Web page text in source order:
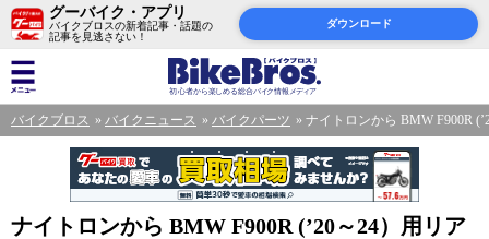
グーバイク・アプリ
バイクブロスの新着記事・話題の
記事を見逃さない！
ダウンロード
バイクブロス バイクニュース バイクパーツ ナイトロンから BMW F900R
ナイトロンから BMW F900R (ʼ20～24）用リア